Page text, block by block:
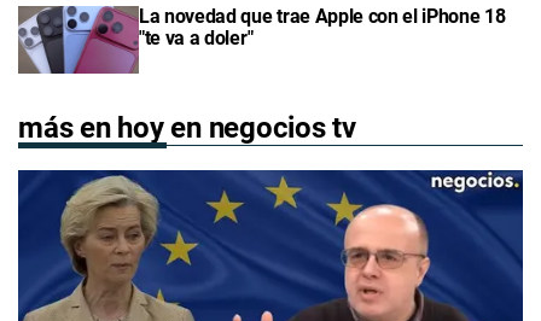
La novedad que trae Apple con el iPhone 18
"te va a doler"
más en hoy en negocios tv